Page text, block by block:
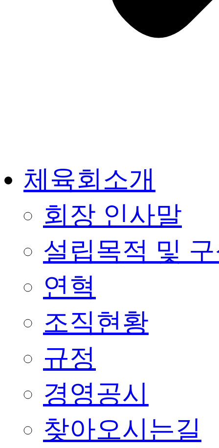
체육회소개
회장 인사말
설립목적 및
연혁
조직현황
규정
경영공시
찾아오시는길